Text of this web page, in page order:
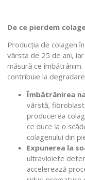
De ce pierdem
Producția de colagen
vârsta de 25 de ani,
măsură ce
contribuie la
Îmbătrânirea
vârstă,
producerea
ce duce la o
colagenului din
Expunerea la
ultraviolete
accelerează